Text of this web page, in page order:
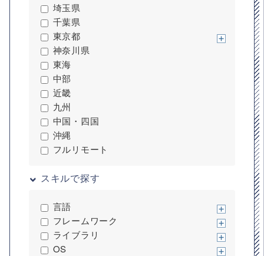
埼玉県
千葉県
東京都
神奈川県
東海
中部
近畿
九州
中国・四国
沖縄
フルリモート
スキルで探す
言語
フレームワーク
ライブラリ
OS